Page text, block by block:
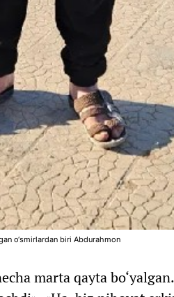
o‘smirlardan biri Abdurahmon
marta qayta